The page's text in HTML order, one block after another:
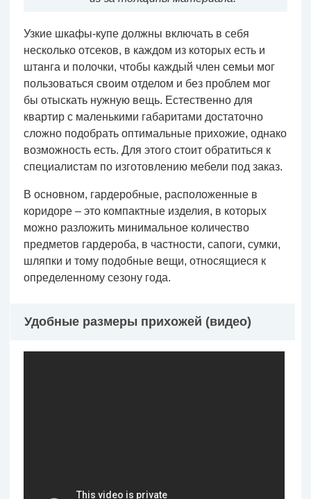
Узкие шкафы-купе должны включать в себя
несколько отсеков, в каждом из которых есть и
штанга и полочки, чтобы каждый член семьи мог
пользоваться своим отделом и без проблем мог
бы отыскать нужную вещь. Естественно для
квартир с маленькими габаритами достаточно
сложно подобрать оптимальные прихожие, однако
возможность есть. Для этого стоит обратиться к
специалистам по изготовлению мебели под заказ.
В основном, гардеробные, расположенные в
коридоре – это компактные изделия, в которых
можно разложить минимальное количество
предметов гардероба, в частности, сапоги, сумки,
шляпки и тому подобные вещи, относящиеся к
определенному сезону года.
Удобные размеры прихожей (видео)